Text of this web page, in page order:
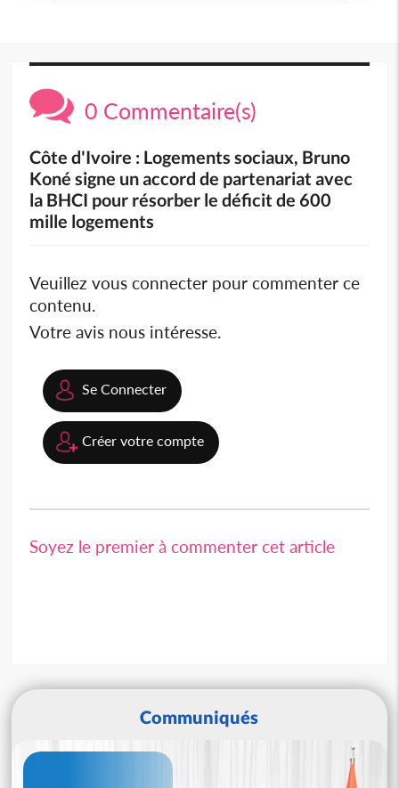
0 Commentaire(s)
Côte d'Ivoire : Logements sociaux, Bruno
Koné signe un accord de partenariat avec
la BHCI pour résorber le déficit de 600
mille logements
Veuillez vous connecter pour commenter ce
contenu.
Votre avis nous intéresse.
Se Connecter
Créer votre compte
Soyez le premier à commenter cet article
Communiqués